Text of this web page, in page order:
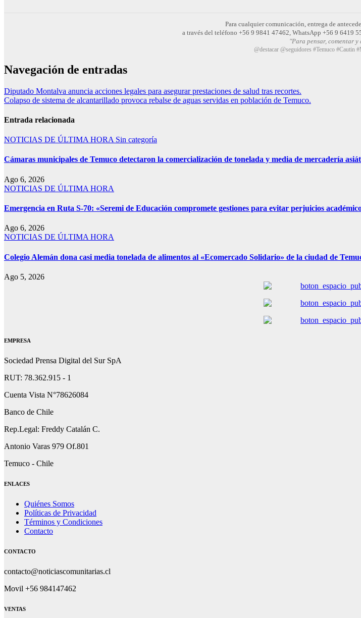
Para cualquier comunicación, entrega de
a través del teléfono +56 9 9841 47462, WhatsApp +56 9 6419
"Para pensar, comentar
@destacar @seguidores #Temuco #Cautin
Navegación de entradas
Diputado Montalva anuncia acciones legales para asegurar prestaciones de salud tras recortes.
Colapso de sistema de alcantarillado provoca rebalse de aguas servidas en población de Temuco.
Entrada relacionada
NOTICIAS DE ÚLTIMA HORA Sin categoría
Cámaras municipales de Temuco detectaron la comercialización de tonelada y media de mercadería
Ago 6, 2026
NOTICIAS DE ÚLTIMA HORA
Emergencia en Ruta S-70: «Seremi de Educación compromete gestiones para evitar perjuicios
Ago 6, 2026
NOTICIAS DE ÚLTIMA HORA
Colegio Alemán dona casi media tonelada de alimentos al «Ecomercado Solidario» de la ciudad de
Ago 5, 2026
EMPRESA
Sociedad Prensa Digital del Sur SpA
RUT: 78.362.915 - 1
Cuenta Vista N°78626084
Banco de Chile
Rep.Legal: Freddy Catalán C.
Antonio Varas 979 Of.801
Temuco - Chile
ENLACES
Quiénes Somos
Políticas de Privacidad
Términos y Condiciones
Contacto
CONTACTO
contacto@noticiascomunitarias.cl
Movil +56 984147462
VENTAS